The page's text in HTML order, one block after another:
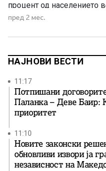
процент од населението
верува во Бог.
очекувано, највисоко
Според прикажаните
пред 2 мес.
НАЈНОВИ ВЕСТИ
11:17
Потпишани
Паланка – Деве Баир:
приоритет
11:10
Новите законски
обновливи извори ја
независност на